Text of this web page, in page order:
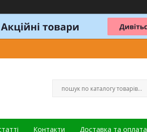
Контакти Доставка та оплата